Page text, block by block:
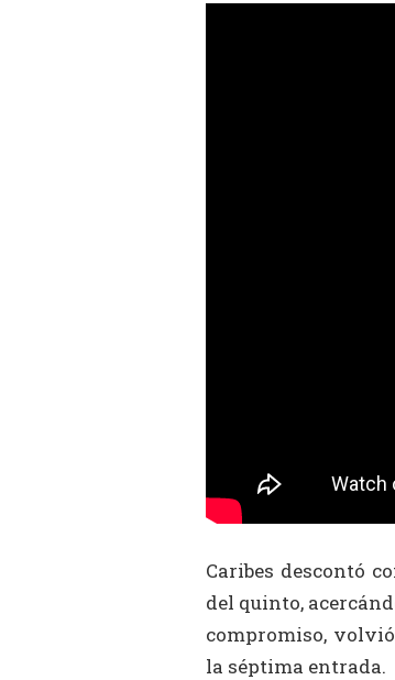
Caribes descontó
del quinto,
compromiso,
la séptima entrada.